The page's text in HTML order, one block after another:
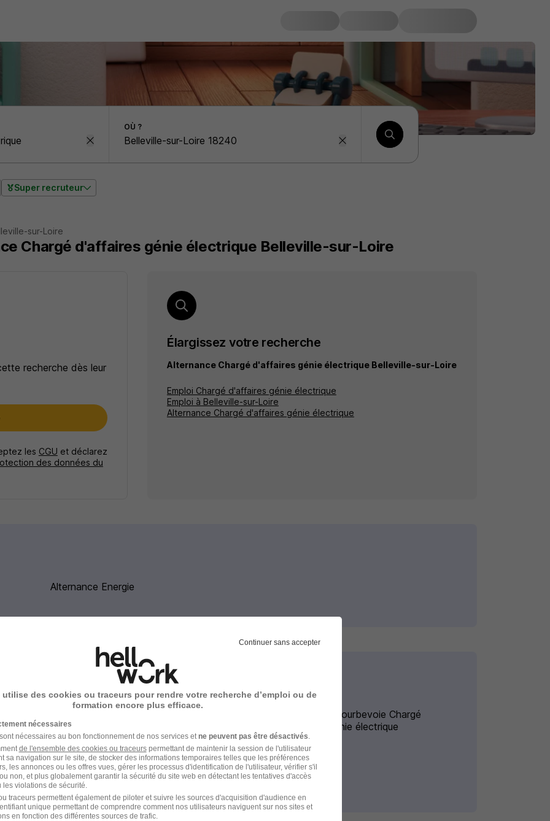
OÙ ?
Super recruteur
sur-Loire
Chargé d'affaires génie électrique Belleville-sur-Loire
recherche dès leur
les CGU et déclarez
des données du
Élargissez votre recherche
Alternance Chargé d'affaires génie électrique Belleville-sur-Loire
Emploi Chargé d'affaires génie électrique
Emploi à Belleville-sur-Loire
Alternance Chargé d'affaires génie électrique
Alternance Energie
Chargé d'affaires génie électrique
génie électrique
Alternance Courbevoie Chargé
d'affaires génie électrique
génie électrique
Continuer sans accepter
utilise des cookies ou traceurs pour rendre votre recherche d’emploi ou de
formation encore plus efficace.
nécessaires
nécessaires au bon fonctionnement de nos services et ne peuvent pas être désactivés
de l'ensemble des cookies ou traceurspermettant de maintenir la session de l'utilisateur
sa navigation sur le site, de stocker des informations temporaires telles que les préférences
les annonces ou les offres vues, gérer les processus d'identification de l'utilisateur, vérifier s'il
non, et plus globalement garantir la sécurité du site web en détectant les tentatives d'accès
violations de sécurité.
traceurs permettent également de piloter et suivre les sources d'acquisition d'audience en
unique permettant de comprendre comment nos utilisateurs naviguent sur nos sites et
en fonction des différentes sources de trafic.